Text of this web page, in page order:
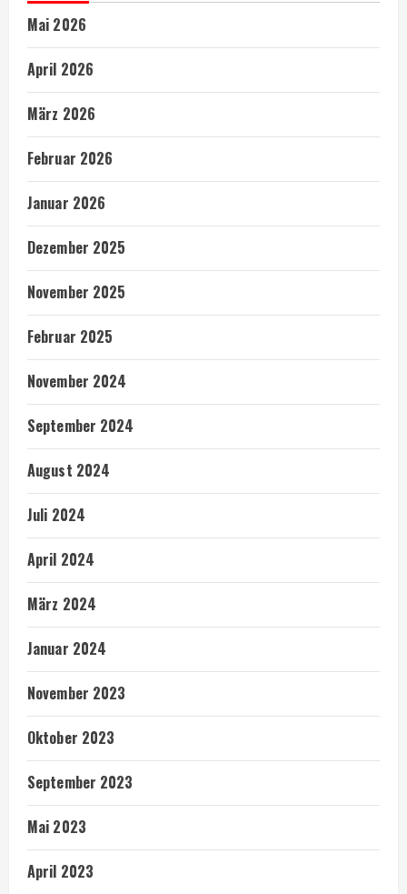
Mai 2026
April 2026
März 2026
Februar 2026
Januar 2026
Dezember 2025
November 2025
Februar 2025
November 2024
September 2024
August 2024
Juli 2024
April 2024
März 2024
Januar 2024
November 2023
Oktober 2023
September 2023
Mai 2023
April 2023